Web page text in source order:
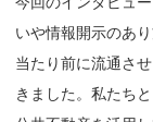
いや情報開示のあ
当たり前に流通さ
きました。私たち